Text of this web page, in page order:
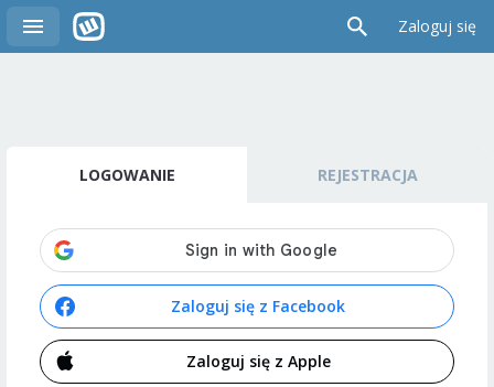
Zaloguj się
LOGOWANIE REJESTRACJA
Zaloguj się z Facebook
Zaloguj się z Apple